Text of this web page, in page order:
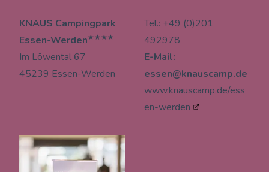
KNAUS Campingpark
Essen-Werden★★★★
Im Löwental 67
45239 Essen-Werden
Tel.: +49 (0)201
492978
E-Mail:
essen@knauscamp.de
www.knauscamp.de/ess
en-werden